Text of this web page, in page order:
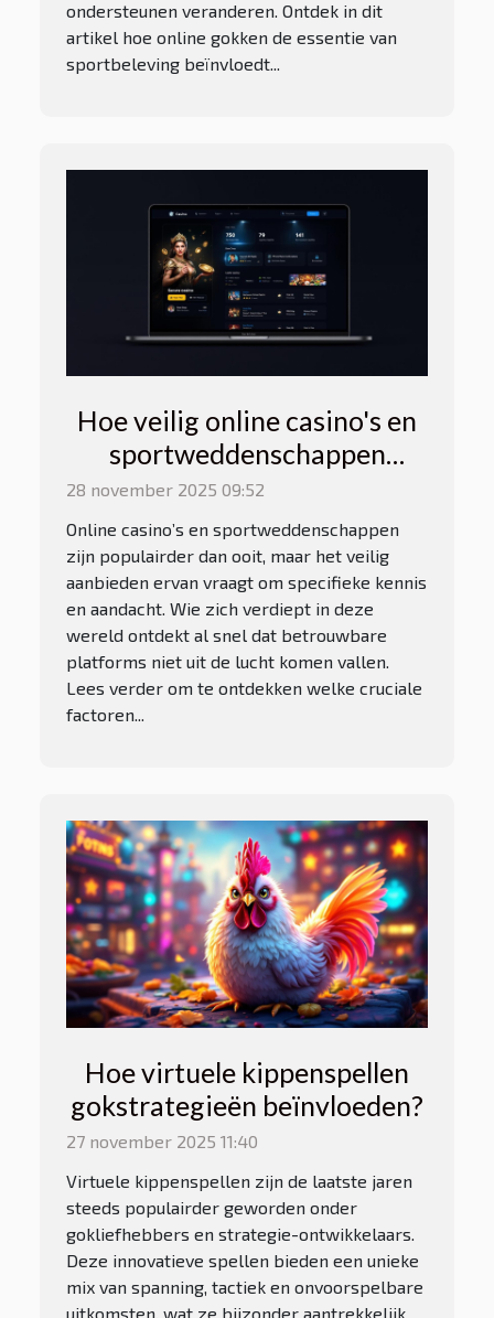
ondersteunen veranderen. Ontdek in dit
artikel hoe online gokken de essentie van
sportbeleving beïnvloedt...
Hoe veilig online casino's en
sportweddenschappen
aanbieden
28 november 2025 09:52
Online casino’s en sportweddenschappen
zijn populairder dan ooit, maar het veilig
aanbieden ervan vraagt om specifieke kennis
en aandacht. Wie zich verdiept in deze
wereld ontdekt al snel dat betrouwbare
platforms niet uit de lucht komen vallen.
Lees verder om te ontdekken welke cruciale
factoren...
Hoe virtuele kippenspellen
gokstrategieën beïnvloeden?
27 november 2025 11:40
Virtuele kippenspellen zijn de laatste jaren
steeds populairder geworden onder
gokliefhebbers en strategie-ontwikkelaars.
Deze innovatieve spellen bieden een unieke
mix van spanning, tactiek en onvoorspelbare
uitkomsten, wat ze bijzonder aantrekkelijk